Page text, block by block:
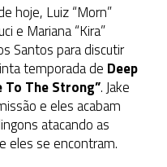
hoje, Luiz “Morn”
e Mariana “Kira”
Santos para discutir
temporada de Deep
The Strong”. Jake
e eles acabam
atacando as
eles se encontram.